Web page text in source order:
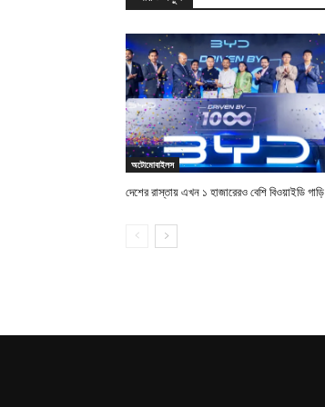
অটোমোবাইলস
দেশের রাস্তায় এখন ১ হাজারেরও বেশি বিওয়াইডি গাড়ি